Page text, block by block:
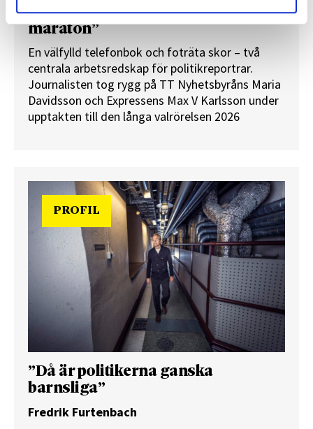
”Valåret känns som att sprinta ett
maraton”
En välfylld telefonbok och foträta skor – två
centrala arbetsredskap för politikreportrar.
Journalisten tog rygg på TT Nyhetsbyråns Maria
Davidsson och Expressens Max V Karlsson under
upptakten till den långa valrörelsen 2026
PROFIL
”Då är politikerna ganska
barnsliga”
Fredrik Furtenbach